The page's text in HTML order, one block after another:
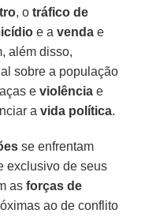
, o tráfico de
e a vendae
além disso,
sobre a população
eviolência e
avida política.
se enfrentam
exclusivo de seus
as forças de
ao de conflito